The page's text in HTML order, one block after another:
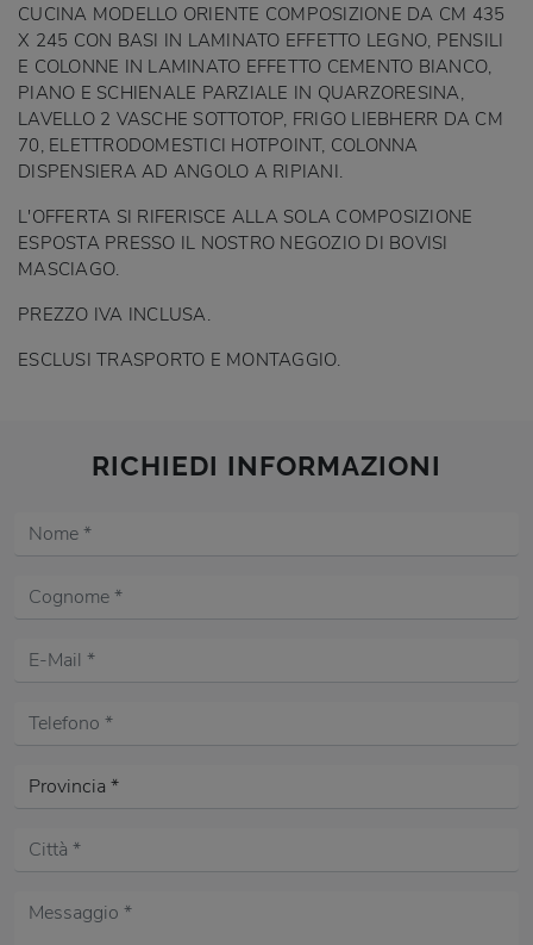
CUCINA MODELLO ORIENTE COMPOSIZIONE DA CM 435
X 245 CON BASI IN LAMINATO EFFETTO LEGNO, PENSILI
E COLONNE IN LAMINATO EFFETTO CEMENTO BIANCO,
PIANO E SCHIENALE PARZIALE IN QUARZORESINA,
LAVELLO 2 VASCHE SOTTOTOP, FRIGO LIEBHERR DA CM
70, ELETTRODOMESTICI HOTPOINT, COLONNA
DISPENSIERA AD ANGOLO A RIPIANI.
L'OFFERTA SI RIFERISCE ALLA SOLA COMPOSIZIONE
ESPOSTA PRESSO IL NOSTRO NEGOZIO DI BOVISI
MASCIAGO.
PREZZO IVA INCLUSA.
ESCLUSI TRASPORTO E MONTAGGIO.
RICHIEDI INFORMAZIONI